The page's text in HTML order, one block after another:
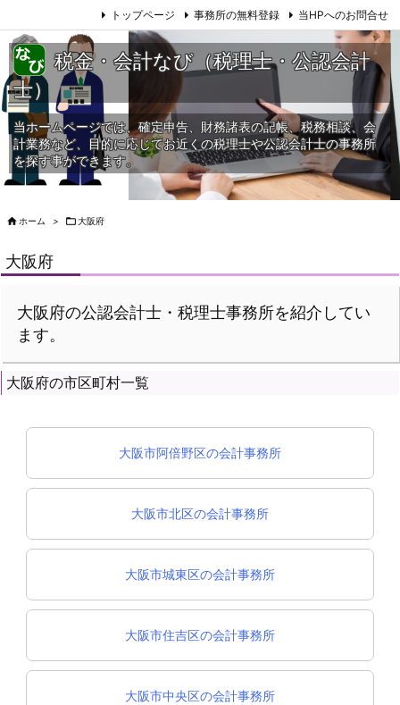
トップページ 事務所の無料登録 当HPへのお問合せ
税金・会計なび（税理士・公認会計
士）
当ホームページでは、確定申告、財務諸表の記帳、税務相談、会
計業務など、目的に応じてお近くの税理士や公認会計士の事務所
を探す事ができます。
 ホーム > 大阪府
大阪府
大阪府の公認会計士・税理士事務所を紹介してい
ます。
大阪府の市区町村一覧
大阪市阿倍野区の会計事務所
大阪市北区の会計事務所
大阪市城東区の会計事務所
大阪市住吉区の会計事務所
大阪市中央区の会計事務所